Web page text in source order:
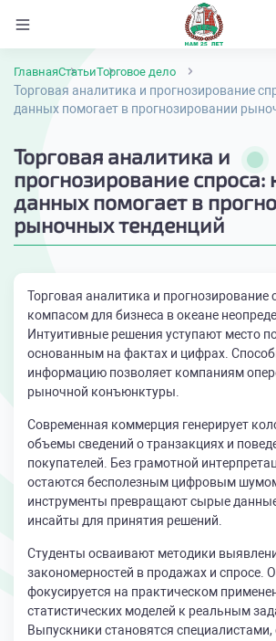
ГлавнаяСтатьиТорговое дело
Торговая аналитика и прогнозирование
данных помогает в прогнозировании
Торговая аналитика и
прогнозирование спроса:
данных помогает в
рыночных тенденций
Торговая аналитика и прогнозирование
компасом для бизнеса в океане
Интуитивные решения уступают место
основанным на фактах и цифрах.
информацию позволяет компаниям
рыночной конъюнктуры.
Современная коммерция генерирует
объемы сведений о транзакциях и
покупателей. Без грамотной
остаются бесполезным цифровым
инструменты превращают сырые
инсайты для принятия решений.
Студенты осваивают методики
закономерностей в продажах и спросе.
фокусируется на практическом
статистических моделей к реальным
Выпускники становятся